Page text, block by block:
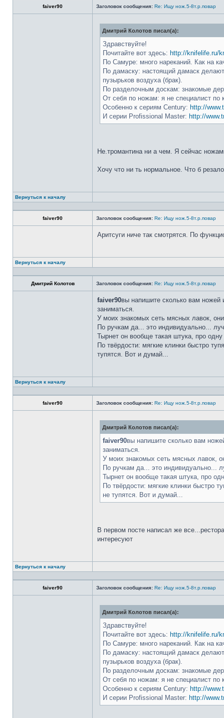
faiver90 Заголовок сообщения: Re: Ищу нож.5-8т.р.повар
Дмитрий Колотов писал(а):
Здравствуйте!
Почитайте вот здесь: http://knifelife.ru/
По Самуре: много нареканий. Как на
По дамаску: настоящий дамаск
пузырьков воздуха (брак).
По разделочным доскам: знакомые
От себя по ножам: я не специалист по
Особенно к сериям Century: http://
И серии Profissional Master: http://
Не.тромантина ни а чем. Я сейчас
Хочу что ни ть нормальное. Что б
Вернуться к началу
faiver90 Заголовок сообщения: Re: Ищу нож.5-8т.р.повар
Аритсуги ниче так смотрятся. По
Вернуться к началу
Дмитрий Колотов Заголовок сообщения: Re: Ищу нож.5-8т.р.повар
faiver90вы напишите сколько вам ножей
заниматься.
У моих знакомых сеть мясных лавок,
По ручкам да... это индивидуально...
Тырнет он вообще такая штука, про
По твёрдости: мягкие клинки быстро
тупятся. Вот и думай...
Вернуться к началу
faiver90 Заголовок сообщения: Re: Ищу нож.5-8т.р.повар
Дмитрий Колотов писал(а):
faiver90вы напишите сколько вам
заниматься.
У моих знакомых сеть мясных лавок,
По ручкам да... это индивидуально...
Тырнет он вообще такая штука, про
По твёрдости: мягкие клинки быстро
не тупятся. Вот и думай...
В первом посте написал же
интересуют
Вернуться к началу
faiver90 Заголовок сообщения: Re: Ищу нож.5-8т.р.повар
Дмитрий Колотов писал(а):
Здравствуйте!
Почитайте вот здесь: http://knifelife.ru/
По Самуре: много нареканий. Как на
По дамаску: настоящий дамаск
пузырьков воздуха (брак).
По разделочным доскам: знакомые
От себя по ножам: я не специалист по
Особенно к сериям Century: http://
И серии Profissional Master: http://